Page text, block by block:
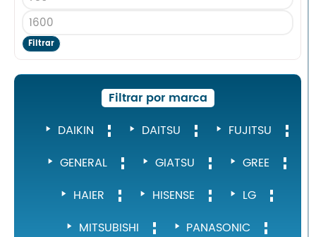
Catálogo de Productos
Nosotros
Contacto
Filtrar
Filtrar por marca
DAIKIN
DAITSU
FUJITSU
GENERAL
GIATSU
GREE
HAIER
HISENSE
LG
MITSUBISHI
PANASONIC